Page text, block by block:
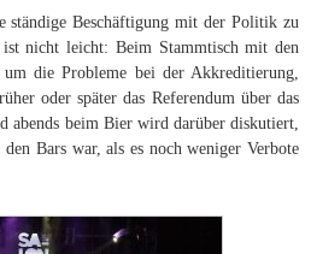
Beschäftigung mit der Politik zu
nicht leicht: Beim Stammtisch mit den
die Probleme bei der Akkreditierung,
oder später das Referendum über das
abends beim Bier wird darüber diskutiert,
Bars war, als es noch weniger Verbote